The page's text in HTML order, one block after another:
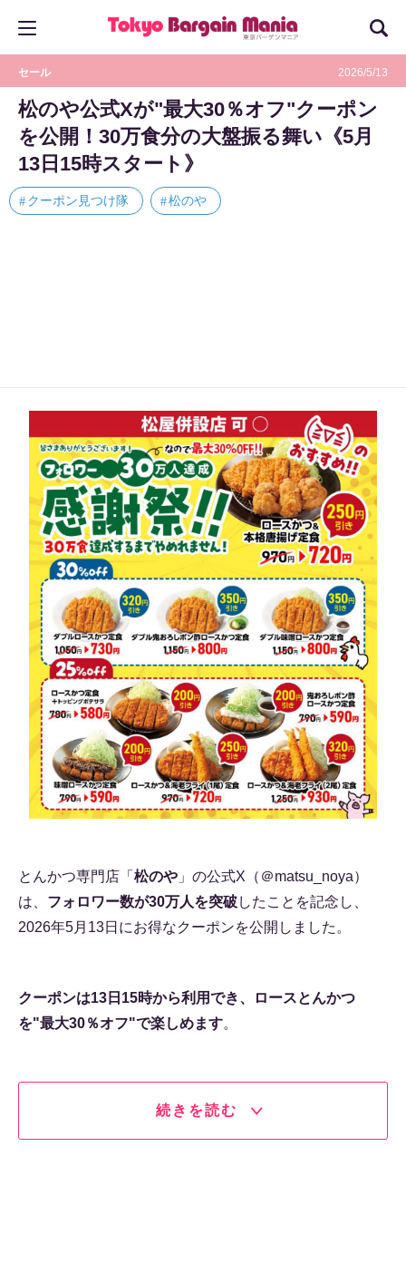
セール 2026/5/13
松のや公式Xが"最大30％オフ"クーポン
を公開！30万食分の大盤振る舞い《5月
13日15時スタート》
クーポン見つけ隊 松のや
とんかつ専門店「 松のや 」の公式X（＠matsu_noya）
は、 フォロワー数が30万人を突破したことを記念し、
2026年5月13日にお得なクーポンを公開しました。
クーポンは13日15時から利用でき、ロースとんかつ
を"最大30％オフ"で楽しめます。
続きを読む